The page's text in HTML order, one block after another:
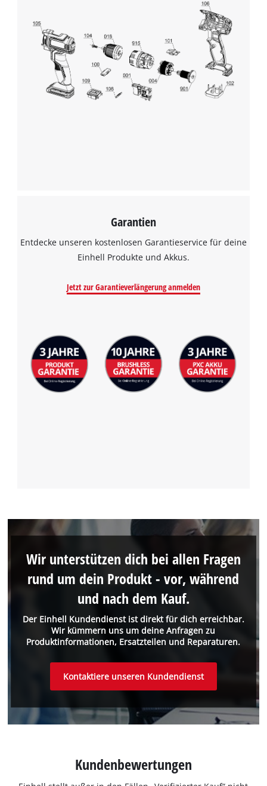
Garantien
Entdecke unseren kostenlosen Garantieservice für deine
Einhell Produkte und Akkus.
Jetzt zur Garantieverlängerung anmelden
Der Einhell Kundendienst ist direkt für dich erreichbar.
Wir kümmern uns um deine Anfragen zu
Produktinformationen, Ersatzteilen und Reparaturen.
Wir unterstützen dich bei allen Fragen
rund um dein Produkt - vor, während
und nach dem Kauf.
Kontaktiere unseren Kundendienst
Kundenbewertungen